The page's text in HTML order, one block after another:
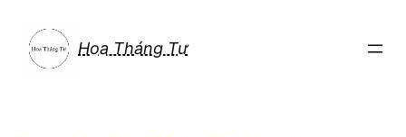
phần
Hoa Tháng Tư